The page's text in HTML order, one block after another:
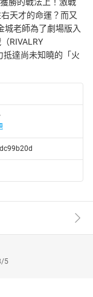
天才的命運？而又
老師為了劇場版入
RIVALRY
抵達尚未知曉的「火
5